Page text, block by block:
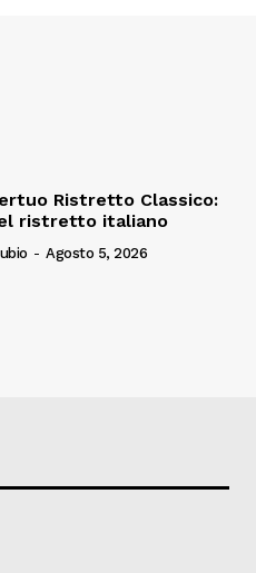
Ristretto Classico:
ristretto italiano
- Agosto 5, 2026